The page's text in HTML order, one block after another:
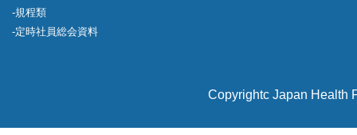
規程類
定時社員総会資料
Copyrightc Japan Health